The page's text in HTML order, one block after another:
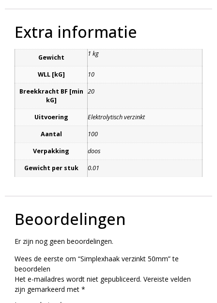
Extra informatie
Gewicht 1 kg
WLL [kG] 10
Breekkracht BF [min
kG]
20
Uitvoering Elektrolytisch verzinkt
Aantal 100
Verpakking doos
Gewicht per stuk 0.01
Beoordelingen
Er zijn nog geen beoordelingen.
Wees de eerste om “Simplexhaak verzinkt 50mm” te
beoordelen
Het e-mailadres wordt niet gepubliceerd. Vereiste velden
zijn gemarkeerd met *